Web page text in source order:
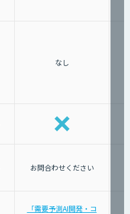
なし
お問合わせください
「需要予測AI開発・コ